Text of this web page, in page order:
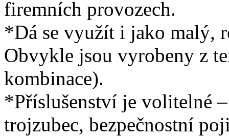
firemních provozech.
*Dá se využít i jako malý,
Obvykle jsou vyrobeny z
kombinace).
*Příslušenství je volitelné
trojzubec, bezpečnostní